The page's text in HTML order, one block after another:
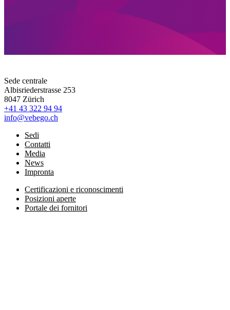
Sede centrale
Albisriederstrasse 253
8047 Zürich
+41 43 322 94 94
info@vebego.ch
Sedi
Contatti
Media
News
Impronta
Certificazioni e riconoscimenti
Posizioni aperte
Portale dei fornitori